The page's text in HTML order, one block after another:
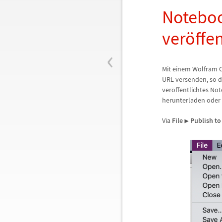
‹
verö
Mit einem Wolfram
URL versenden, so
veröffentlichtes
herunterladen oder
Via File ▶ Publish